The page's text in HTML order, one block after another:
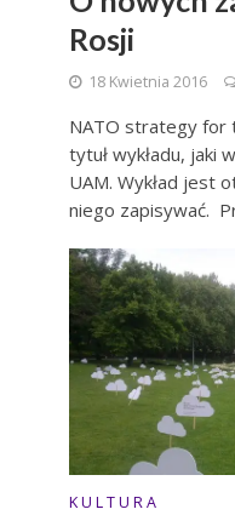
Rosji
18 Kwietnia 2016
NATO strategy for
tytuł wykładu, jaki
UAM. Wykład jest
niego zapisywać.
K U L T U R A